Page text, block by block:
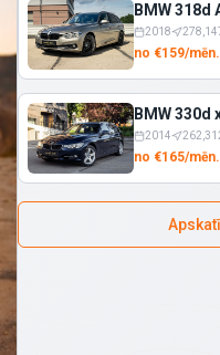
BMW 318d
2018
no €159/mēn.
BMW 330d
2014
no €165/mēn.